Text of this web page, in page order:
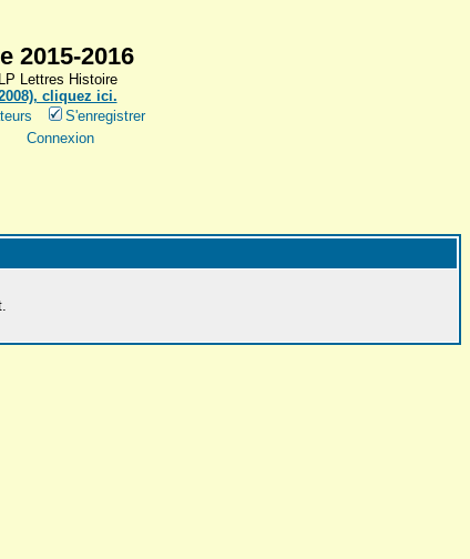
2015-2016
Lettres Histoire
cliquez ici.
S'enregistrer
Connexion